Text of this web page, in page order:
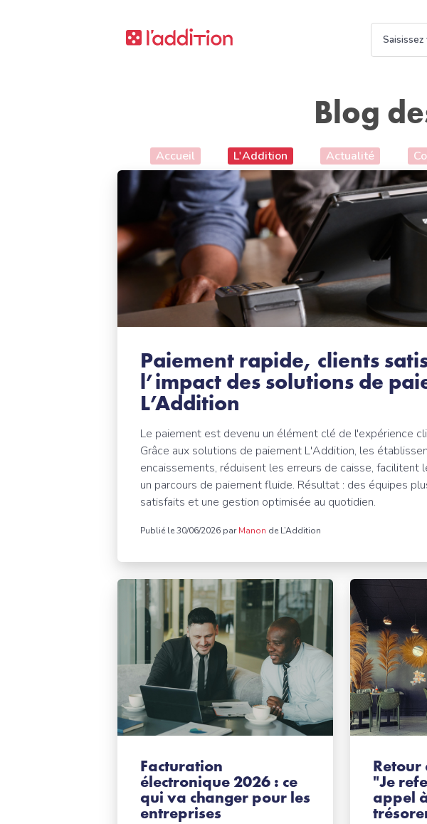
Blog
Accueil L'Addition Actualité
Paiement rapide, clients
l’impact des solutions de
L’Addition
Le paiement est devenu un élément clé de l'expérience
Grâce aux solutions de paiement L'Addition, les
encaissements, réduisent les erreurs de caisse, facilitent
un parcours de paiement fluide. Résultat : des équipes
satisfaits et une gestion optimisée au quotidien.
Publié le 30/06/2026 parManon de L’Addition
Facturation
électronique 2026 : ce
qui va changer pour les
entreprises
Retour
"Je
appel